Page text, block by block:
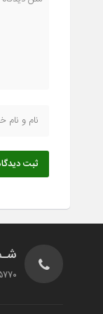
ثبت
-021